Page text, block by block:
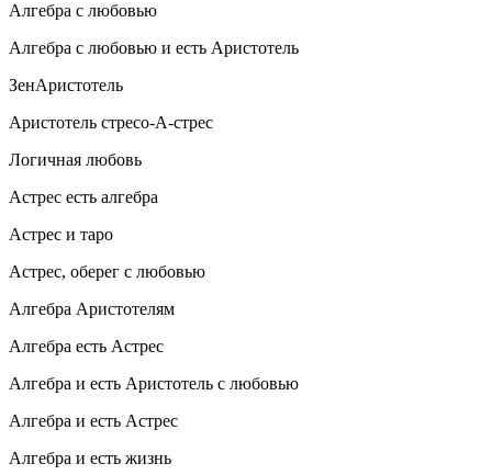
Алгебра с любовью
Алгебра с любовью и есть Аристотель
ЗенАристотель
Аристотель стресо-А-стрес
Логичная любовь
Астрес есть алгебра
Астрес и таро
Астрес, оберег с любовью
Алгебра Аристотелям
Алгебра есть Астрес
Алгебра и есть Аристотель с любовью
Алгебра и есть Астрес
Алгебра и есть жизнь